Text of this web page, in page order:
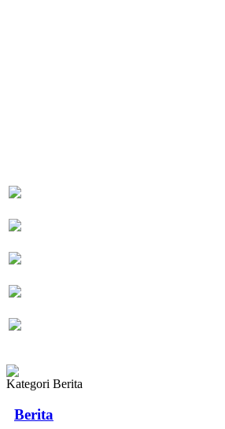
Kategori Berita
Berita